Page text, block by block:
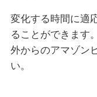
変化する時間に適
ることができます
外からのアマゾン
い。